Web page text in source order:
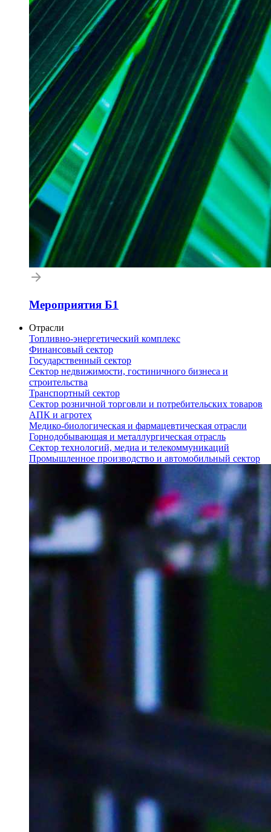
Мероприятия Б1
Отрасли
Топливно-энергетический комплекс
Финансовый сектор
Государственный сектор
Сектор недвижимости, гостиничного бизнеса и
строительства
Транспортный сектор
Сектор розничной торговли и потребительских товаров
АПК и агротех
Медико-биологическая и фармацевтическая отрасли
Горнодобывающая и металлургическая отрасль
Сектор технологий, медиа и телекоммуникаций
Промышленное производство и автомобильный сектор